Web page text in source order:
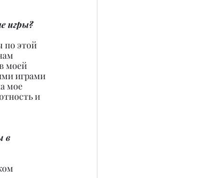
игры?
по этой
моей
играми
мое
и
в